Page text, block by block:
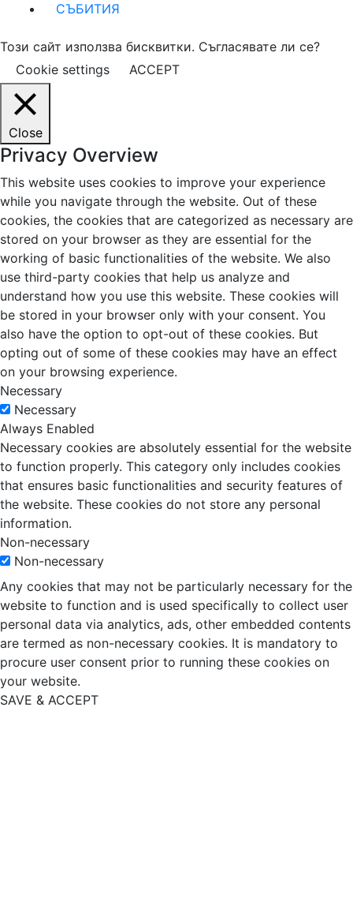
СЪБИТИЯ
Този сайт използва бисквитки. Съгласявате ли се?
Cookie settings
ACCEPT
Close
Privacy Overview
This website uses cookies to improve your experience
while you navigate through the website. Out of these
cookies, the cookies that are categorized as necessary are
stored on your browser as they are essential for the
working of basic functionalities of the website. We also
use third-party cookies that help us analyze and
understand how you use this website. These cookies will
be stored in your browser only with your consent. You
also have the option to opt-out of these cookies. But
opting out of some of these cookies may have an effect
on your browsing experience.
Necessary
Necessary
Always Enabled
Necessary cookies are absolutely essential for the website
to function properly. This category only includes cookies
that ensures basic functionalities and security features of
the website. These cookies do not store any personal
information.
Non-necessary
Non-necessary
Any cookies that may not be particularly necessary for the
website to function and is used specifically to collect user
personal data via analytics, ads, other embedded contents
are termed as non-necessary cookies. It is mandatory to
procure user consent prior to running these cookies on
your website.
SAVE & ACCEPT